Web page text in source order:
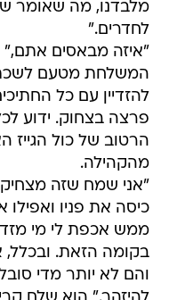
מלבדנו, מה שאומר
לחדרים."
"איזה מבאסים אתם,"
המשלחת מטעם לשכת
להזדיין עם כל
פרצה בצחוק. ידוע
הרטוב של כול הגייז
מהקהילה.
"אני שמח שזה
כיסה את פניו
ממש אכפת לי מי
בקומה הזאת. ובכלל,
והם לא יותר מדי